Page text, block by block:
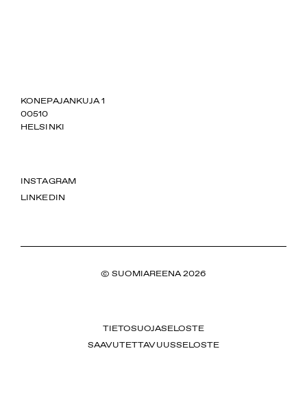
SUOMIAREENA
KONEPAJANKUJA 1
00510
HELSINKI
INSTAGRAM
LINKEDIN
© SUOMIAREENA 2026
TIETOSUOJASELOSTE
SAAVUTETTAVUUSSELOSTE